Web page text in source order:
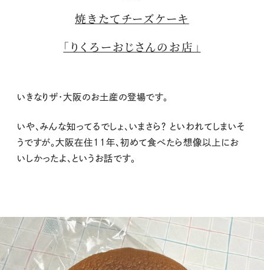
焼きたてチーズケーキ
「りくろーおじさんのお店」
いきなりザ・大阪のお土産の登場です。
いや、みんな知ってるでしょ、いまさら？ といわれてしまいそ
うですが。大阪在住11年、初めて食べたら想像以上にお
いしかったよ、というお話です。